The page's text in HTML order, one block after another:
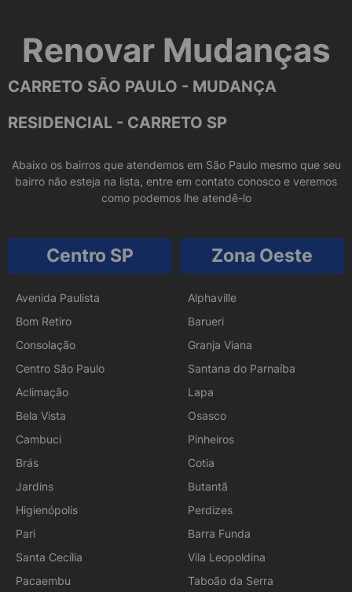
Renovar Mudanças
CARRETO SÃO PAULO - MUDANÇA
RESIDENCIAL - CARRETO SP
Abaixo os bairros que atendemos em São Paulo mesmo que seu
bairro não esteja na lista, entre em contato conosco e veremos
como podemos lhe atendê-lo
Centro SP
Avenida Paulista
Bom Retiro
Consolação
Centro São Paulo
Aclimação
Bela Vista
Cambuci
Brás
Jardins
Higienópolis
Pari
Santa Cecília
Pacaembu
Zona Oeste
Alphaville
Barueri
Granja Viana
Santana do Parnaíba
Lapa
Osasco
Pinheiros
Cotia
Butantã
Perdizes
Barra Funda
Vila Leopoldina
Taboão da Serra